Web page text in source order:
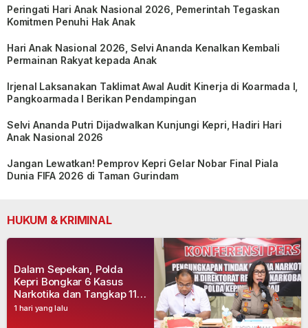
Peringati Hari Anak Nasional 2026, Pemerintah Tegaskan
Komitmen Penuhi Hak Anak
Hari Anak Nasional 2026, Selvi Ananda Kenalkan Kembali
Permainan Rakyat kepada Anak
Irjenal Laksanakan Taklimat Awal Audit Kinerja di Koarmada I,
Pangkoarmada I Berikan Pendampingan
Selvi Ananda Putri Dijadwalkan Kunjungi Kepri, Hadiri Hari
Anak Nasional 2026
Jangan Lewatkan! Pemprov Kepri Gelar Nobar Final Piala
Dunia FIFA 2026 di Taman Gurindam
HUKUM & KRIMINAL
1 hari yang lalu
Dalam Sepekan, Polda
Kepri Bongkar 6 Kasus
Narkotika dan Tangkap 11
Tersangka